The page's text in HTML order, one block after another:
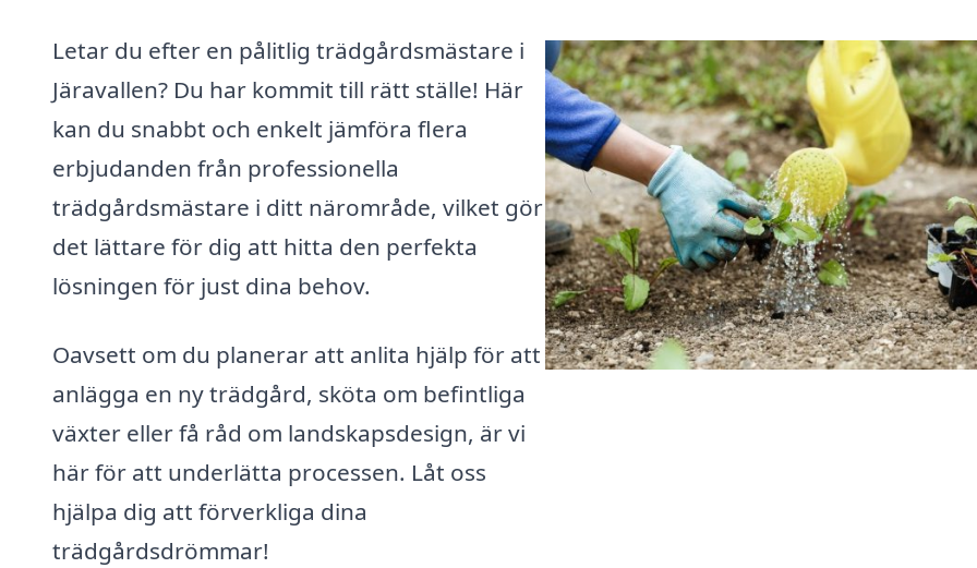
Letar du efter en pålitlig trädgårdsmästare i
Järavallen? Du har kommit till rätt ställe! Här
kan du snabbt och enkelt jämföra flera
erbjudanden från professionella
trädgårdsmästare i ditt närområde, vilket gör
det lättare för dig att hitta den perfekta
lösningen för just dina behov.
Oavsett om du planerar att anlita hjälp för att
anlägga en ny trädgård, sköta om befintliga
växter eller få råd om landskapsdesign, är vi
här för att underlätta processen. Låt oss
hjälpa dig att förverkliga dina
trädgårdsdrömmar!